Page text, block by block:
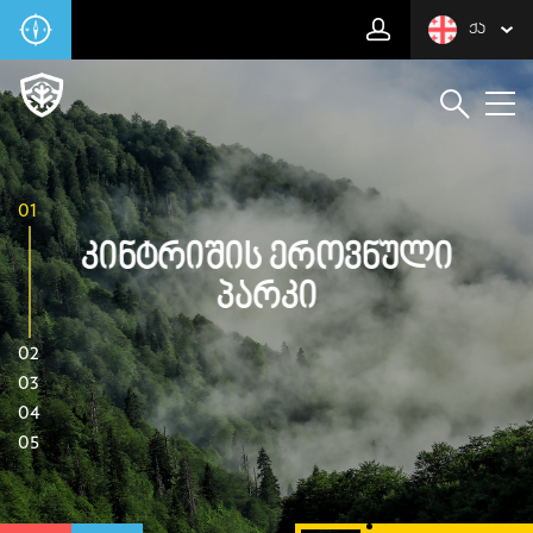
ᲥᲐ
01
02
03
04
05
Კინტრიშის Ეროვნული
Პარკი